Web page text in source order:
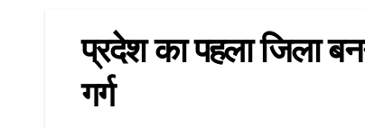
प्रदेश का पहला जिला
गर्ग